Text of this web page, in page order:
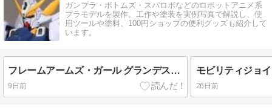
ガンプラ・ボトムズ・スパロボなどのロボットアニメ系
プラモデルを製作。工作や塗装を実例写真で解説し、使
用ツールや塗料、100円ショップの便利グッズも紹介して
います。
フレームアームズ・ガール グランデスケール 轟雷 完成写真とカラーガイド
9日前 26日前